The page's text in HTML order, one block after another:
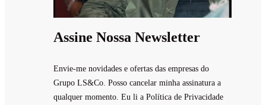
Assine Nossa Newsletter
Envie-me novidades e ofertas das empresas do
Grupo LS&Co. Posso cancelar minha assinatura a
qualquer momento. Eu li a Política de Privacidade